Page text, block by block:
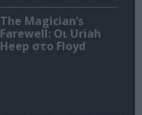
The Magician’s
Farewell: Οι Uriah
Heep στο Floyd